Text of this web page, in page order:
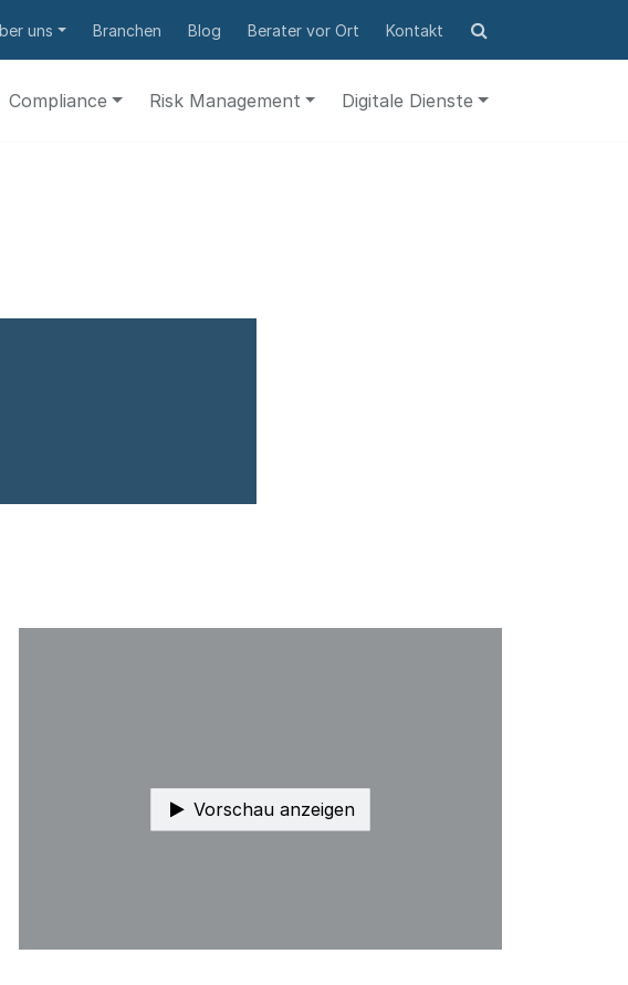
uns Branchen Blog Berater vor Ort Kontakt
öffnen
Compliance Risk Management Digitale Dienste
Vorschau anzeigen